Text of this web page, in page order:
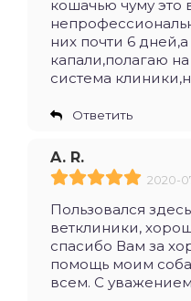
кошачью чуму это
них почти 6
капали,полагаю
система
Ответить
A. R.
2020-
Пользовался
ветклиники,
спасибо Вам за
помощь моим
всем. С